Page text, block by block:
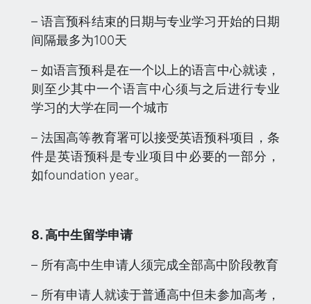
– 语言预科结束的日期与专业学习开始的日期
间隔最多为100天
– 如语言预科是在一个以上的语言中心就读，
则至少其中一个语言中心须与之后进行专业
学习的大学在同一个城市
– 法国高等教育署可以接受英语预科项目，条
件是英语预科是专业项目中必要的一部分，
如foundation year。
8. 高中生留学申请
– 所有高中生申请人须完成全部高中阶段教育
– 所有申请人就读于普通高中但未参加高考，